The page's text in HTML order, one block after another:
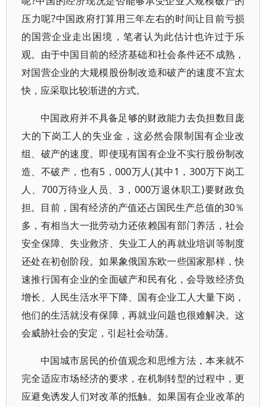
压力呢?中国政府打算用三年左右的时间让目前亏损
的国营企业走出困境，笔者认为此估计也许过于乐
观。由于中国目前的经济基础和社会条件还不成熟，
对国营企业的大规模股份制改造和破产的速度不宜太
快，应采取比较渐进的方式。
中国政府并不具备足够的财政能力去负担数目庞
大的下岗工人的失业金，这必然会限制国有企业改
组、破产的速度。即使现有国有企业不实行股份制改
造、不破产，也有5，000万人(其中1，300万下岗工
人、700万待业人员、3，000万退休职工)要财政负
担。目前，国有经济的产值还占国民生产总值的30％
多，有相当大一批劳动力还依赖国有部门养活，社会
安全保障、失业救济、失业工人的再就业培训等制度
还处在初创阶段。如果象俄国东欧一些国家那样，快
速推行国有企业的全面破产和民有化，会导致经济负
增长、人民生活水平下降、国有企业工人大量下岗，
他们的生活就没有保障，再就业问题也很难解决。这
会威胁社会的安定，引起社会动荡。
中国城市居民的价值观念和思维方法，本来就不
完全适应市场经济的要求，在机制转型的过程中，更
应避免诱发人们对改革的抵触。如果国有企业改革的